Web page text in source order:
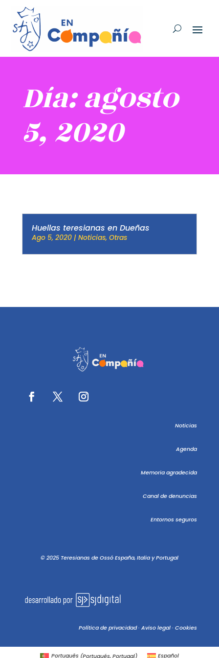
Día: agosto
5, 2020
Huellas teresianas en Dueñas
Ago 5, 2020| Noticias, Otras
Noticias
Agenda
Memoria agradecida
Canal de denuncias
Entornos seguros
© 2025 Teresianas de Ossó España, Italia y Portugal
Política de privacidad·Aviso legal·Cookies
Português(Portugués, Portugal) Español